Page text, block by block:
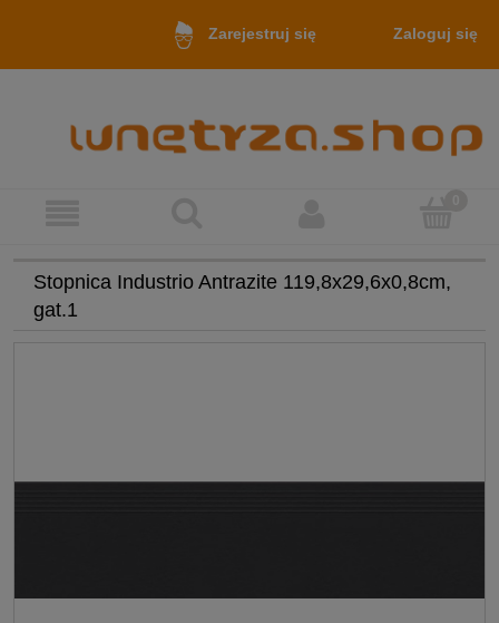
Zarejestruj się Zaloguj się
Stopnica Industrio Antrazite 119,8x29,6x0,8cm,
gat.1